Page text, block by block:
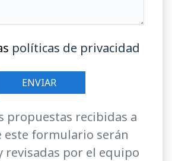
políticas de privacidad
propuestas recibidas a
este formulario serán
revisadas por el equipo